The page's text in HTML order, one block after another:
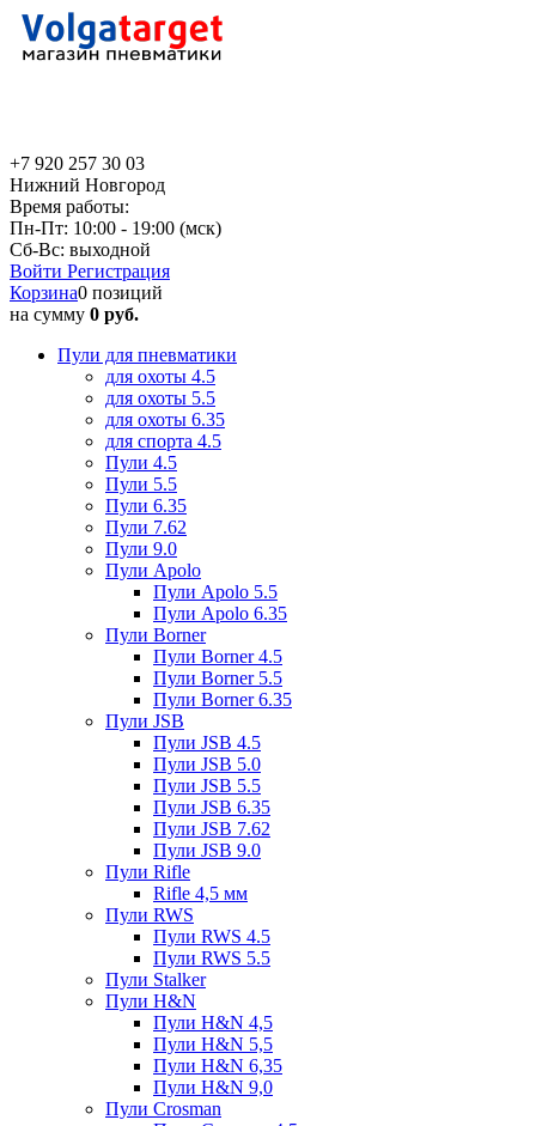
+7 920 257 30 03
Нижний Новгород
Время работы:
Пн-Пт: 10:00 - 19:00 (мск)
Сб-Вс: выходной
Войти Регистрация
Корзина0 позиций
на сумму 0 руб.
Пули для пневматики
для охоты 4.5
для охоты 5.5
для охоты 6.35
для спорта 4.5
Пули 4.5
Пули 5.5
Пули 6.35
Пули 7.62
Пули 9.0
Пули Apolo
Пули Apolo 5.5
Пули Apolo 6.35
Пули Borner
Пули Borner 4.5
Пули Borner 5.5
Пули Borner 6.35
Пули JSB
Пули JSB 4.5
Пули JSB 5.0
Пули JSB 5.5
Пули JSB 6.35
Пули JSB 7.62
Пули JSB 9.0
Пули Rifle
Rifle 4,5 мм
Пули RWS
Пули RWS 4.5
Пули RWS 5.5
Пули Stalker
Пули H&N
Пули H&N 4,5
Пули H&N 5,5
Пули H&N 6,35
Пули H&N 9,0
Пули Crosman